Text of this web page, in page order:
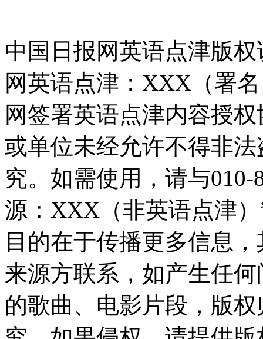
中国日报网英语点津版
网英语点津：XXX（署
网签署英语点津内容授
或单位未经允许不得非
究。如需使用，请与010-
源：XXX（非英语点津
目的在于传播更多信息
来源方联系，如产生任
的歌曲、电影片段，版